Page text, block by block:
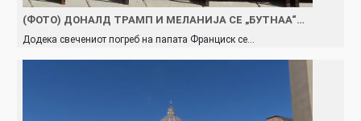
(ФОТО) ДОНАЛД ТРАМП И МЕЛАНИЈА СЕ „БУТНАА“…
Додека свечениот погреб на папата Франциск се…